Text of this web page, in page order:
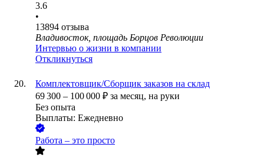
3.6
•
13894 отзыва
Владивосток, площадь Борцов Революции
Интервью о жизни в компании
Откликнуться
Комплектовщик/Сборщик заказов на склад
69 300 – 100 000 ₽ за месяц, на руки
Без опыта
Выплаты: Ежедневно
Работа – это просто